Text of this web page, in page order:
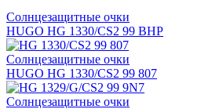
Солнцезащитные очки
HUGO HG 1330/CS2 99 BHP
Солнцезащитные очки
HUGO HG 1330/CS2 99 807
Солнцезащитные очки